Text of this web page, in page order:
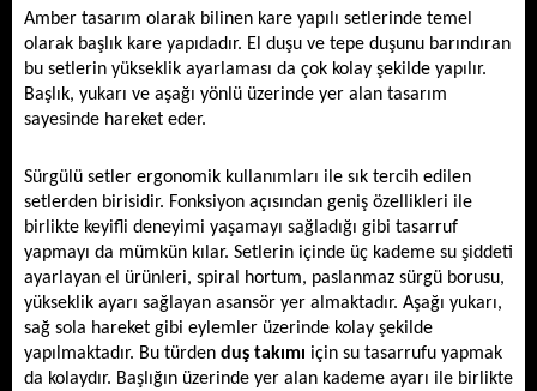
Amber tasarım olarak bilinen kare yapılı setlerinde temel
olarak başlık kare yapıdadır. El duşu ve tepe duşunu barındıran
bu setlerin yükseklik ayarlaması da çok kolay şekilde yapılır.
Başlık, yukarı ve aşağı yönlü üzerinde yer alan tasarım
sayesinde hareket eder.
Sürgülü setler ergonomik kullanımları ile sık tercih edilen
setlerden birisidir. Fonksiyon açısından geniş özellikleri ile
birlikte keyifli deneyimi yaşamayı sağladığı gibi tasarruf
yapmayı da mümkün kılar. Setlerin içinde üç kademe su şiddeti
ayarlayan el ürünleri, spiral hortum, paslanmaz sürgü borusu,
yükseklik ayarı sağlayan asansör yer almaktadır. Aşağı yukarı,
sağ sola hareket gibi eylemler üzerinde kolay şekilde
yapılmaktadır. Bu türden duş takımı için su tasarrufu yapmak
da kolaydır. Başlığın üzerinde yer alan kademe ayarı ile birlikte